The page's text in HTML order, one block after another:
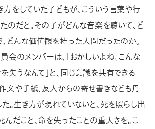
方をしていた子どもが、こういう言葉や行
のだと。その子がどんな音楽を聴いて、ど
どんな価値観を持った人間だったのか。
会のメンバーは、「おかしいよね、こんな
失うなんて」と、同じ意識を共有できる
文や手紙、友人からの寄せ書きなども丹
。生き方が現れていないと、死を照らし出
んだこと、命を失ったことの重大さを。こ